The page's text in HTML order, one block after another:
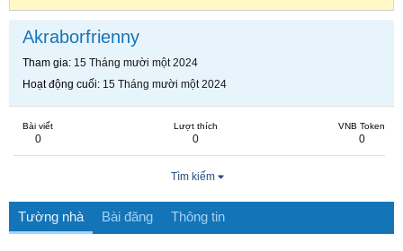
Akraborfrienny
Tham gia 15 Tháng mười một 2024
Hoạt động cuối 15 Tháng mười một 2024
Bài viết
0
Lượt thích
0
VNB Token
0
Tìm kiếm
Tường nhà Bài đăng Thông tin